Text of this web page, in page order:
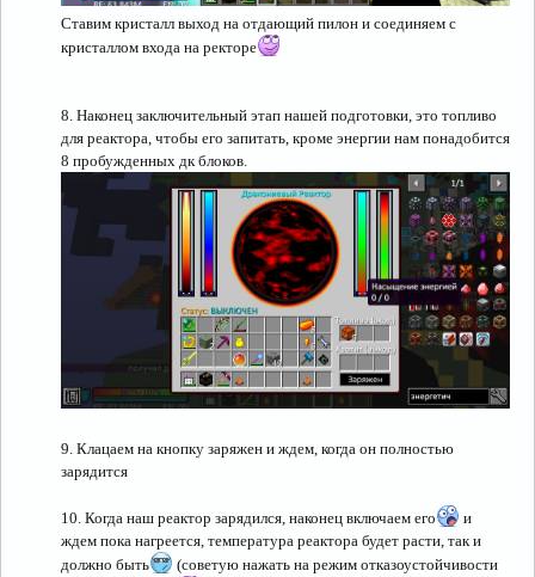
Ставим кристалл выход на отдающий пилон и соединяем с
кристаллом входа на ректоре
8. Наконец заключительный этап нашей подготовки, это топливо
для реактора, чтобы его запитать, кроме энергии нам понадобится
8 пробужденных дк блоков.
9. Клацаем на кнопку заряжен и ждем, когда он полностью
зарядится
10. Когда наш реактор зарядился, наконец включаем его
и
ждем пока нагреется, температура реактора будет расти, так и
должно быть
(советую нажать на режим отказоустойчивости